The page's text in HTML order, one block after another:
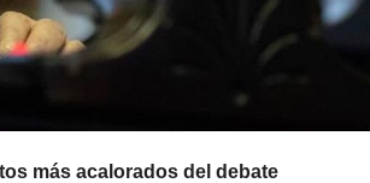
más acalorados del debate